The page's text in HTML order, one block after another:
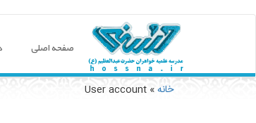
صفحه اصلی
You are here
خانه» User account